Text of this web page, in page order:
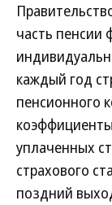
часть пенсии
каждый год
пенсионного
уплаченных
страхового
поздний